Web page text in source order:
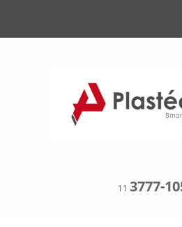
11 3777-